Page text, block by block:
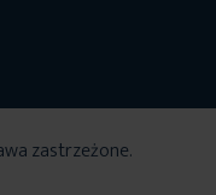
zastrzeżone.